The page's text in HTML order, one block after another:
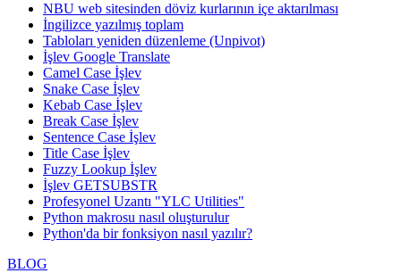
NBU web sitesinden döviz kurlarının içe aktarılması
İngilizce yazılmış toplam
Tabloları yeniden düzenleme (Unpivot)
İşlev Google Translate
Camel Case İşlev
Snake Case İşlev
Kebab Case İşlev
Break Case İşlev
Sentence Case İşlev
Title Case İşlev
Fuzzy Lookup İşlev
İşlev GETSUBSTR
Profesyonel Uzantı "YLC Utilities"
Python makrosu nasıl oluşturulur
Python'da bir fonksiyon nasıl yazılır?
BLOG